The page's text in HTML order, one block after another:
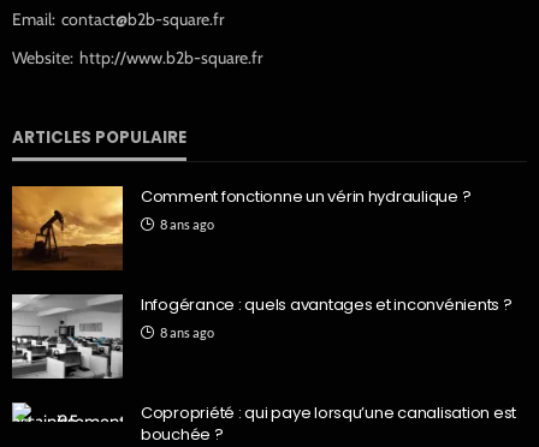
Email: contact@b2b-square.fr
Website: http://www.b2b-square.fr
ARTICLES POPULAIRE
Comment fonctionne un vérin hydraulique ?
8 ans ago
Infogérance : quels avantages et inconvénients ?
8 ans ago
Copropriété : qui paye lorsqu’une canalisation est
bouchée ?